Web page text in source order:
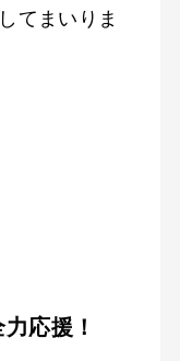
てまいりま
応援！